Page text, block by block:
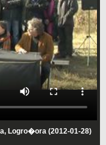
Logro�ora (2012-01-28)